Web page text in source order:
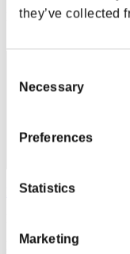
they’ve collected
Selection
Necessary
Preferences
Statistics
Marketing
Posizione
hiko3533
Posizione